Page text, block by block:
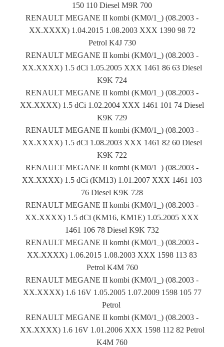
150 110 Diesel M9R 700
RENAULT MEGANE II kombi (KM0/1_) (08.2003 -
XX.XXXX) 1.04.2015 1.08.2003 XXX 1390 98 72
Petrol K4J 730
RENAULT MEGANE II kombi (KM0/1_) (08.2003 -
XX.XXXX) 1.5 dCi 1.05.2005 XXX 1461 86 63 Diesel
K9K 724
RENAULT MEGANE II kombi (KM0/1_) (08.2003 -
XX.XXXX) 1.5 dCi 1.02.2004 XXX 1461 101 74 Diesel
K9K 729
RENAULT MEGANE II kombi (KM0/1_) (08.2003 -
XX.XXXX) 1.5 dCi 1.08.2003 XXX 1461 82 60 Diesel
K9K 722
RENAULT MEGANE II kombi (KM0/1_) (08.2003 -
XX.XXXX) 1.5 dCi (KM13) 1.01.2007 XXX 1461 103
76 Diesel K9K 728
RENAULT MEGANE II kombi (KM0/1_) (08.2003 -
XX.XXXX) 1.5 dCi (KM16, KM1E) 1.05.2005 XXX
1461 106 78 Diesel K9K 732
RENAULT MEGANE II kombi (KM0/1_) (08.2003 -
XX.XXXX) 1.06.2015 1.08.2003 XXX 1598 113 83
Petrol K4M 760
RENAULT MEGANE II kombi (KM0/1_) (08.2003 -
XX.XXXX) 1.6 16V 1.05.2005 1.07.2009 1598 105 77
Petrol
RENAULT MEGANE II kombi (KM0/1_) (08.2003 -
XX.XXXX) 1.6 16V 1.01.2006 XXX 1598 112 82 Petrol
K4M 760